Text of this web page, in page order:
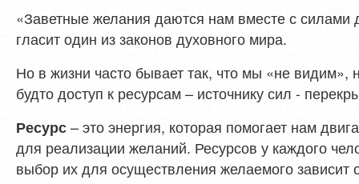
«Заветные желания даются нам вместе с силами
гласит один из законов духовного мира.
Но в жизни часто бывает так, что мы «не видим»,
будто доступ к ресурсам – источнику сил -
Ресурс– это энергия, которая помогает нам
для реализации желаний. Ресурсов у каждого
выбор их для осуществления желаемого зависит